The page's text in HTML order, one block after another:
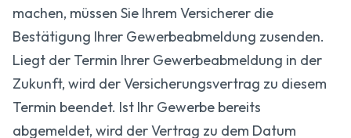
machen, müssen Sie Ihrem Versicherer die
Bestätigung Ihrer Gewerbeabmeldung zusenden.
Liegt der Termin Ihrer Gewerbeabmeldung in der
Zukunft, wird der Versicherungsvertrag zu diesem
Termin beendet. Ist Ihr Gewerbe bereits
abgemeldet, wird der Vertrag zu dem Datum